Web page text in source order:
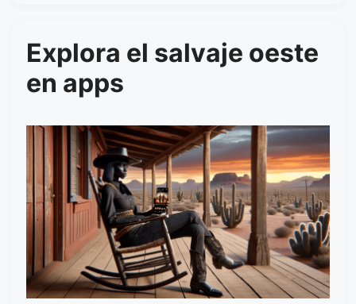
Explora el salvaje oeste
en apps